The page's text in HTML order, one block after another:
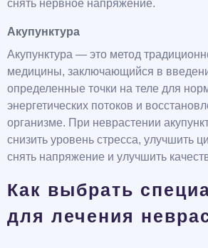
снять нервное напряжение.
Акупунктура
Акупунктура — это метод
медицины, заключающийся в
определенные точки на теле для
энергетических потоков и
организме. При неврастении
снизить уровень стресса, улучшить
снять напряжение и улучшить
Как выбрать
для лечения